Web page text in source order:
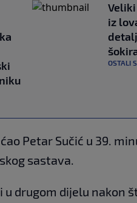
iz
OSTALI
Petar Sučić u 39.
sastava.
drugom dijelu nakon